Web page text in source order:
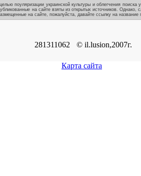
поуляризации украинской культуры и облегчения
на сайте взяты из открытых источников. Однако,
на сайте, пожалуйста, давайте ссылку на название
281311062 © il.lusion,2007г.
Карта сайта